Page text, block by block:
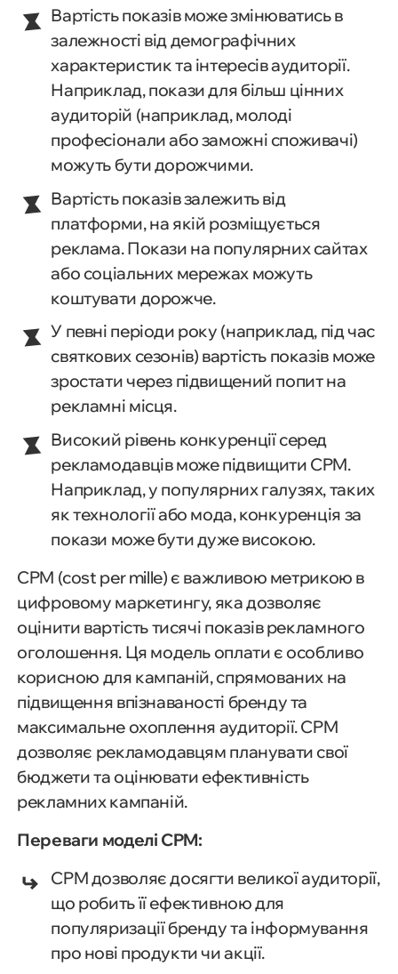
Вартість показів може змінюватись в
залежності від демографічних
характеристик та інтересів аудиторії.
Наприклад, покази для більш цінних
аудиторій (наприклад, молоді
професіонали або заможні споживачі)
можуть бути дорожчими.
Вартість показів залежить від
платформи, на якій розміщується
реклама. Покази на популярних сайтах
або соціальних мережах можуть
коштувати дорожче.
У певні періоди року (наприклад, під час
святкових сезонів) вартість показів може
зростати через підвищений попит на
рекламні місця.
Високий рівень конкуренції серед
рекламодавців може підвищити CPM.
Наприклад, у популярних галузях, таких
як технології або мода, конкуренція за
покази може бути дуже високою.
CPM (cost per mille) є важливою метрикою в
цифровому маркетингу, яка дозволяє
оцінити вартість тисячі показів рекламного
оголошення. Ця модель оплати є особливо
корисною для кампаній, спрямованих на
підвищення впізнаваності бренду та
максимальне охоплення аудиторії. CPM
дозволяє рекламодавцям планувати свої
бюджети та оцінювати ефективність
рекламних кампаній.
Переваги моделі CPM:
CPM дозволяє досягти великої аудиторії,
що робить її ефективною для
популяризації бренду та інформування
про нові продукти чи акції.